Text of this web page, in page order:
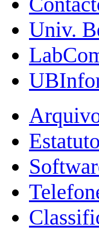
Univ.